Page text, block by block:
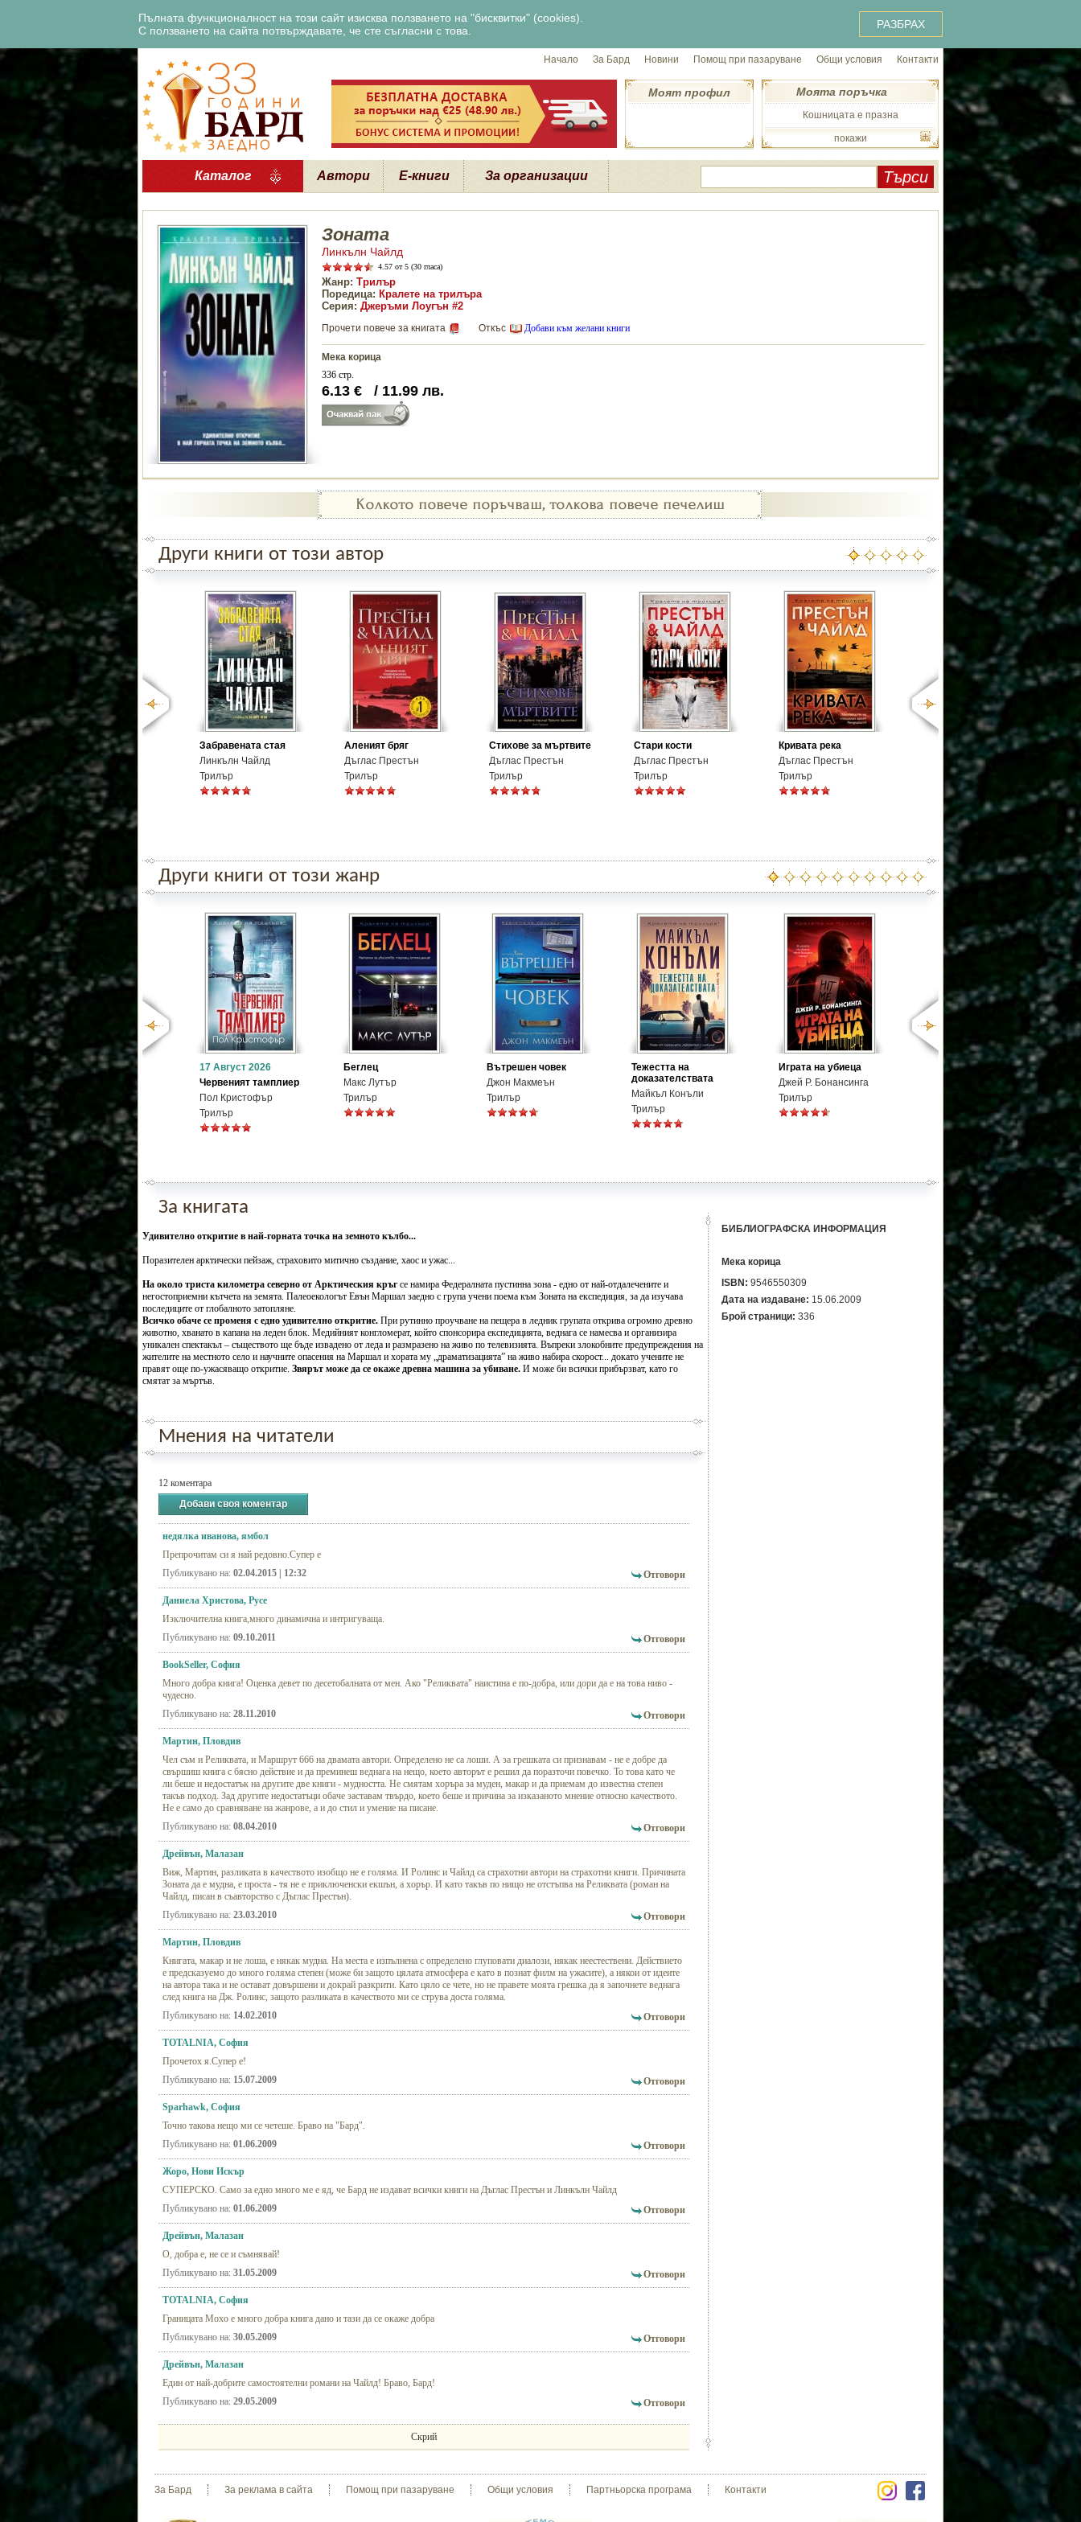
Пълната функционалност на този сайт изисква ползването на "бисквитки" (cookies).
С ползването на сайта потвърждавате, че сте съгласни с това.
РАЗБРАХ
Начало За Бард Новини Помощ при пазаруване Общи условия Контакти
Моят профил
Кошницата е празна
Моята поръчка
покажи
Каталог Автори Е-книги За организации
Зоната
Линкълн Чайлд
4.57 от 5 (30 гласа)
Жанр: Трилър
Поредица: Кралете на трилъра
Серия: Джеръми Лоугън #2
Прочети повече за книгата Откъс Добави към желани книги
Мека корица
336 стр.
6.13 € / 11.99 лв.
Други книги от този автор
Забравената стая
Линкълн Чайлд
Трилър
Аленият бряг
Дъглас Престън
Трилър
Стихове за мъртвите
Дъглас Престън
Трилър
Стари кости
Дъглас Престън
Трилър
Кривата река
Дъглас Престън
Трилър
Други книги от този жанр
17 Август 2026
Червеният тамплиер
Пол Кристофър
Трилър
Беглец
Макс Лутър
Трилър
Вътрешен човек
Джон Макмеън
Трилър
Тежестта на
доказателствата
Майкъл Конъли
Трилър
Играта на убиеца
Джей Р. Бонансинга
Трилър
За книгата
Удивително откритие в най-горната точка на земното кълбо...
Поразителен арктически пейзаж, страховито митично създание, хаос и ужас...
На около триста километра северно от Арктическия кръгсе намира Федералната пустинна зона - едно от най-отдалечените и
негостоприемни кътчета на земята. Палеоекологът Евън Маршал заедно с група учени поема към Зоната на експедиция, за да изучава
последиците от глобалното затопляне.
Всичко обаче се променя с едно удивително откритие. При рутинно проучване на пещера в ледник групата открива огромно древно
животно, хванато в капана на леден блок. Медийният конгломерат, който спонсорира експедицията, веднага се намесва и организира
уникален спектакъл – съществото ще бъде извадено от леда и размразено на живо по телевизията. Въпреки злокобните предупреждения на
жителите на местното село и научните опасения на Маршал и хората му „драматизацията” на живо набира скорост... докато учените не
правят още по-ужасяващо откритие. Звярът може да се окаже древна машина за убиване. И може би всички прибързват, като го
смятат за мъртъв.
Мнения на читатели
12 коментара
Добави своя коментар
недялка иванова, ямбол
Препрочитам си я най редовно.Супер е
Публикувано на: 02.04.2015 | 12:32 Отговори
Даниела Христова, Русе
Изключителна книга,много динамична и интригуваща.
Публикувано на: 09.10.2011 Отговори
BookSeller, София
Много добра книга! Оценка девет по десетобалната от мен. Ако "Реликвата" наистина е по-добра, или дори да е на това ниво -
чудесно.
Публикувано на: 28.11.2010 Отговори
Мартин, Пловдив
Чел съм и Реликвата, и Маршрут 666 на двамата автори. Определено не са лоши. А за грешката си признавам - не е добре да
свършиш книга с бясно действие и да преминеш веднага на нещо, което авторът е решил да поразточи повечко. То това като че
ли беше и недостатък на другите две книги - мудността. Не смятам хоръра за муден, макар и да приемам до известна степен
такъв подход. Зад другите недостатъци обаче заставам твърдо, което беше и причина за изказаното мнение относно качеството.
Не е само до сравняване на жанрове, а и до стил и умение на писане.
Публикувано на: 08.04.2010 Отговори
Дрейвън, Малазан
Виж, Мартин, разликата в качеството изобщо не е голяма. И Ролинс и Чайлд са страхотни автори на страхотни книги. Причината
Зоната да е мудна, е проста - тя не е приключенски екшън, а хорър. И като такъв по нищо не отстъпва на Реликвата (роман на
Чайлд, писан в съавторство с Дъглас Престън).
Публикувано на: 23.03.2010 Отговори
Мартин, Пловдив
Книгата, макар и не лоша, е някак мудна. На места е изпълнена с определено глуповати диалози, някак неестествени. Действието
е предсказуемо до много голяма степен (може би защото цялата атмосфера е като в познат филм на ужасите), а някои от идеите
на автора така и не остават довършени и докрай разкрити. Като цяло се чете, но не правете моята грешка да я започнете веднага
след книга на Дж. Ролинс, защото разликата в качеството ми се струва доста голяма.
Публикувано на: 14.02.2010 Отговори
TOTALNIA, София
Прочетох я.Супер е!
Публикувано на: 15.07.2009 Отговори
Sparhawk, София
Точно такова нещо ми се четеше. Браво на "Бард".
Публикувано на: 01.06.2009 Отговори
Жоро, Нови Искър
СУПЕРСКО. Само за едно много ме е яд, че Бард не издават всички книги на Дъглас Престън и Линкълн Чайлд
Публикувано на: 01.06.2009 Отговори
Дрейвън, Малазан
О, добра е, не се и съмнявай!
Публикувано на: 31.05.2009 Отговори
TOTALNIA, София
Границата Мохо е много добра книга дано и тази да се окаже добра
Публикувано на: 30.05.2009 Отговори
Дрейвън, Малазан
Един от най-добрите самостоятелни романи на Чайлд! Браво, Бард!
Публикувано на: 29.05.2009 Отговори
Скрий
БИБЛИОГРАФСКА ИНФОРМАЦИЯ
Мека корица
ISBN: 9546550309
Дата на издаване: 15.06.2009
Брой страници: 336
За Бард За реклама в сайта Помощ при пазаруване Общи условия Партньорска програма Контакти